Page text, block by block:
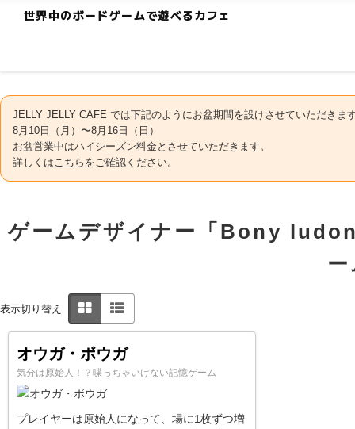
世界中のボードゲームで遊べるカフェ
JELLY JELLY CAFE では下記のようにお盆期間を設けさせていただきま
8月10日（月）〜8月16日（日）
お盆営業中はハイシーズン料金とさせていただきます。
詳しくはこちら をご確認ください。
ゲームデザイナー「Bony
表示切り替え
オウガ・ボウガ
気分は原始人！？喋っちゃいけない記憶ゲーム
プレイヤーは原始人になって、場に1枚ずつ増